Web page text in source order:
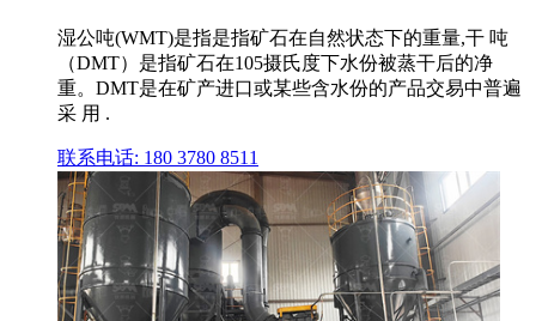
湿公吨(WMT)是指是指矿石在自然状态下的重量,干 吨
（DMT）是指矿石在105摄氏度下水份被蒸干后的净
重。DMT是在矿产进口或某些含水份的产品交易中普遍
采 用 .
联系电话: 180 3780 8511